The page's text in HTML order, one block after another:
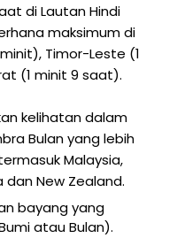
di Lautan Hindi
maksimum di
Timor-Leste (1
(1 minit 9 saat).
kelihatan dalam
Bulan yang lebih
Malaysia,
dan New Zealand.
bayang yang
atau Bulan).